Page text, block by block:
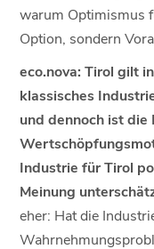
warum Optimismus
Option, sondern
eco.nova: Tirol gilt
klassisches
und dennoch ist
Industrie für Tirol
Meinung
eher: Hat die